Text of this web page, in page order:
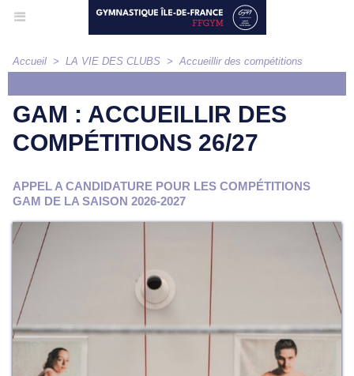
Accueil > LA VIE DES CLUBS > Accueillir des compétitions
GAM : ACCUEILLIR DES
COMPÉTITIONS 26/27
APPEL A CANDIDATURE POUR LES COMPÉTITIONS
GAM DE LA SAISON 2026-2027